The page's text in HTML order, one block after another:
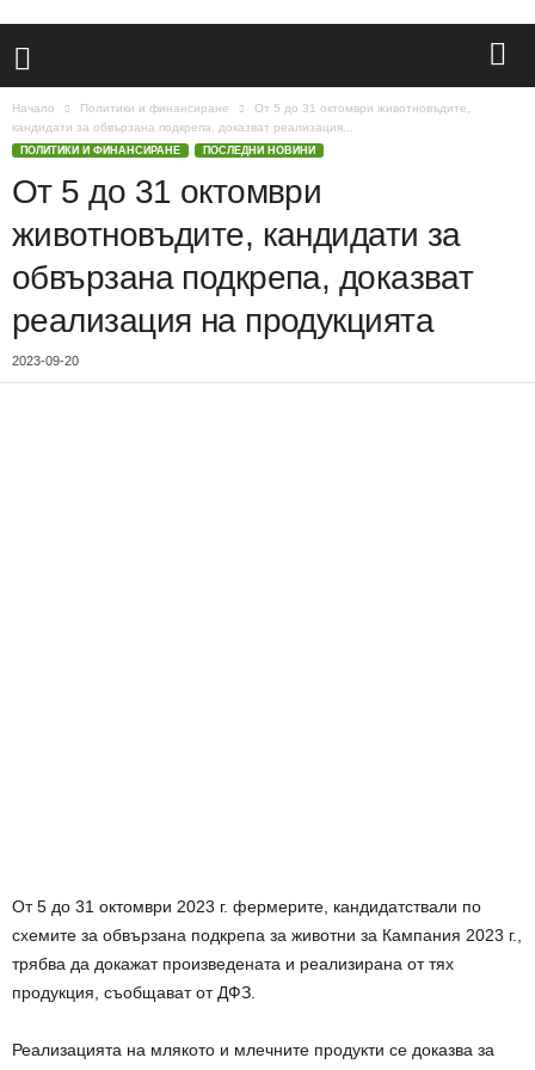
Начало Политики и финансиране
От 5 до 31 октомври животновъдите,
кандидати за обвързана подкрепа, доказват реализация...
ПОЛИТИКИ И ФИНАНСИРАНЕ ПОСЛЕДНИ НОВИНИ
От 5 до 31 октомври
животновъдите, кандидати за
обвързана подкрепа, доказват
реализация на продукцията
2023-09-20
От 5 до 31 октомври 2023 г. фермерите, кандидатствали по
схемите за обвързана подкрепа за животни за Кампания 2023 г.,
трябва да докажат произведената и реализирана от тях
продукция, съобщават от ДФЗ.
Реализацията на млякото и млечните продукти се доказва за